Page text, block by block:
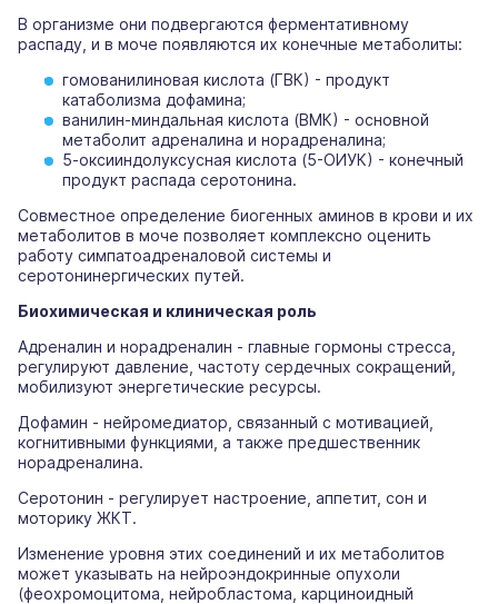
В организме они подвергаются ферментативному
распаду, и в моче появляются их конечные метаболиты:
гомованилиновая кислота (ГВК) - продукт
катаболизма дофамина;
ванилин-миндальная кислота (ВМК) - основной
метаболит адреналина и норадреналина;
5-оксииндолуксусная кислота (5-ОИУК) - конечный
продукт распада серотонина.
Совместное определение биогенных аминов в крови и их
метаболитов в моче позволяет комплексно оценить
работу симпатоадреналовой системы и
серотонинергических путей.
Биохимическая и клиническая роль
Адреналин и норадреналин - главные гормоны стресса,
регулируют давление, частоту сердечных сокращений,
мобилизуют энергетические ресурсы.
Дофамин - нейромедиатор, связанный с мотивацией,
когнитивными функциями, а также предшественник
норадреналина.
Серотонин - регулирует настроение, аппетит, сон и
моторику ЖКТ.
Изменение уровня этих соединений и их метаболитов
может указывать на нейроэндокринные опухоли
(феохромоцитома, нейробластома, карциноидный